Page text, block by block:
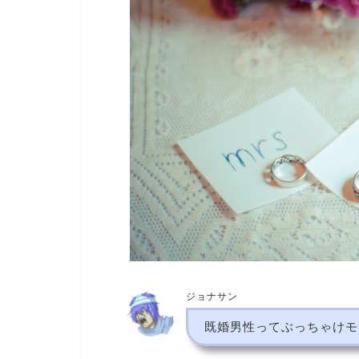
ジョナサン
既婚男性ってぶっちゃけ